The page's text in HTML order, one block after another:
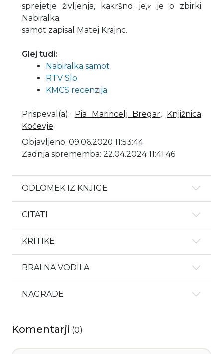
sprejetje življenja, kakršno je,« je o zbirki
Nabiralka
samot zapisal Matej Krajnc.
Glej tudi:
Nabiralka samot
RTV Slo
KMCS recenzija
Prispeval(a): Pia Marincelj Bregar,
Knjižnica
Kočevje
Objavljeno: 09.06.2020 11:53:44
Zadnja sprememba: 22.04.2024 11:41:46
ODLOMEK IZ KNJIGE
CITATI
KRITIKE
BRALNA VODILA
NAGRADE
Komentarji (0)